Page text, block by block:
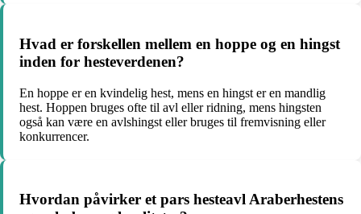
Hvad er forskellen mellem en hoppe og en hingst
inden for hesteverdenen?
En hoppe er en kvindelig hest, mens en hingst er en mandlig
hest. Hoppen bruges ofte til avl eller ridning, mens hingsten
også kan være en avlshingst eller bruges til fremvisning eller
konkurrencer.
Hvordan påvirker et pars hesteavl Araberhestens